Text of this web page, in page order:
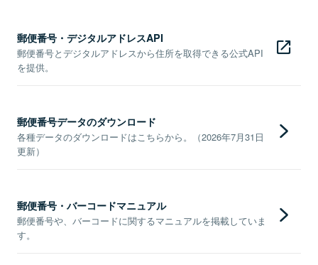
郵便番号・デジタルアドレスAPI
郵便番号とデジタルアドレスから住所を取得できる公式API
を提供。
郵便番号データのダウンロード
各種データのダウンロードはこちらから。（2026年7月31日
更新）
郵便番号・バーコードマニュアル
郵便番号や、バーコードに関するマニュアルを掲載していま
す。